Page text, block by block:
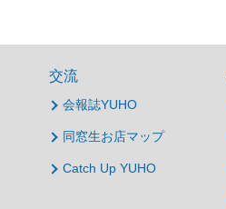
交流
会報誌YUHO
同窓生お店マップ
Catch Up YUHO